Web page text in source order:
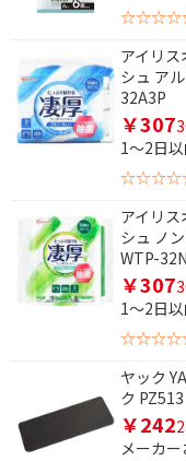
アイリス
シュ ア
32A3P
￥307
1～2日
アイリス
シュ ノ
WTP-
￥307
1～2日
ヤック
ク PZ513
￥242
メーカ